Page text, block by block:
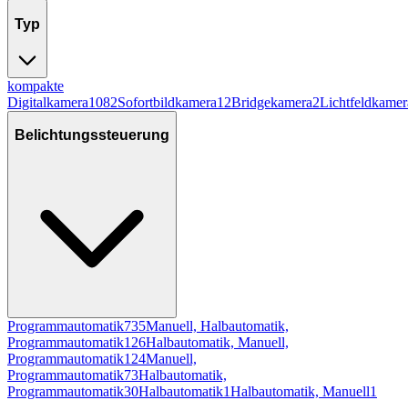
Typ
kompakte
Digitalkamera1082Sofortbildkamera12Bridgekamera2
Belichtungssteuerung
Programmautomatik735Manuell, Halbautomatik,
Programmautomatik126Halbautomatik, Manuell,
Programmautomatik124Manuell,
Programmautomatik73Halbautomatik,
Programmautomatik30Halbautomatik1Halbautomatik, Manuell1